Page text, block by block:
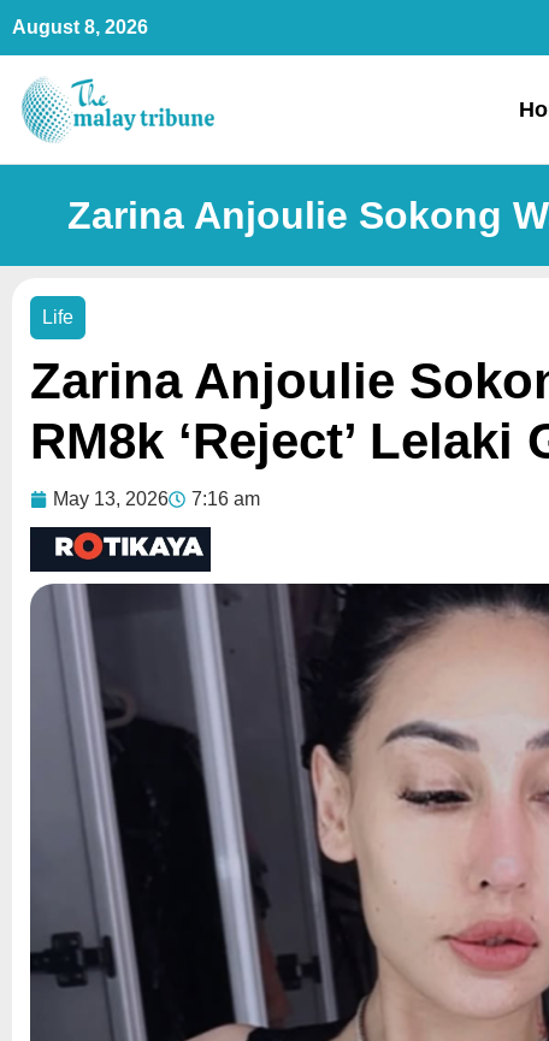
Skip
content
August 8, 2026
Zarina Anjoulie Sokong
Life
Zarina Anjoulie
RM8k ‘Reject’ Lelaki
May 13, 2026 7:16 am